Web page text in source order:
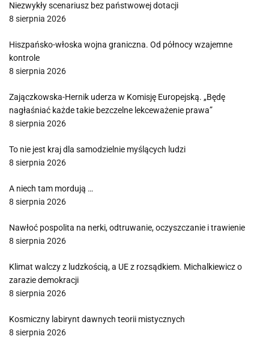
Niezwykły scenariusz bez państwowej dotacji
8 sierpnia 2026
Hiszpańsko-włoska wojna graniczna. Od północy wzajemne
kontrole
8 sierpnia 2026
Zajączkowska-Hernik uderza w Komisję Europejską. „Będę
nagłaśniać każde takie bezczelne lekceważenie prawa”
8 sierpnia 2026
To nie jest kraj dla samodzielnie myślących ludzi
8 sierpnia 2026
A niech tam mordują …
8 sierpnia 2026
Nawłoć pospolita na nerki, odtruwanie, oczyszczanie i trawienie
8 sierpnia 2026
Klimat walczy z ludzkością, a UE z rozsądkiem. Michalkiewicz o
zarazie demokracji
8 sierpnia 2026
Kosmiczny labirynt dawnych teorii mistycznych
8 sierpnia 2026